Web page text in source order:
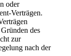
oder
Verträgen.
des
zur
nach der